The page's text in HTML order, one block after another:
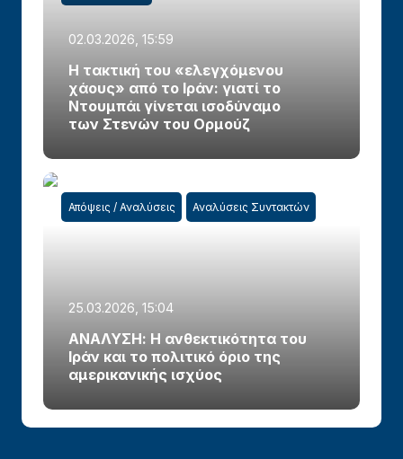
02.03.2026, 15:59
Η τακτική του «ελεγχόμενου
χάους» από το Ιράν: γιατί το
Ντουμπάι γίνεται ισοδύναμο
των Στενών του Ορμούζ
Απόψεις / Αναλύσεις Αναλύσεις Συντακτών
25.03.2026, 15:04
ΑΝΑΛΥΣΗ: Η ανθεκτικότητα του
Ιράν και το πολιτικό όριο της
αμερικανικής ισχύος